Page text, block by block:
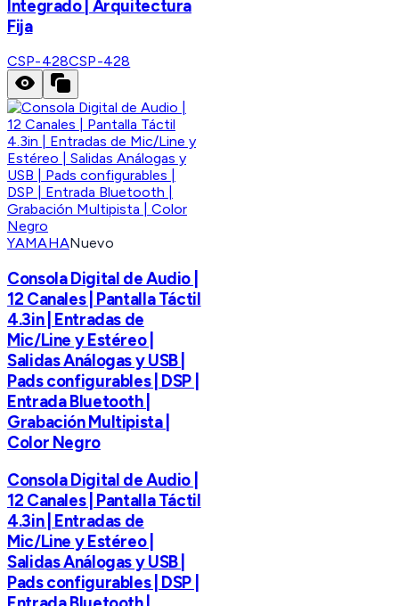
Integrado | Arquitectura
Fija
CSP-428CSP-428
YAMAHANuevo
Consola Digital de Audio |
12 Canales | Pantalla Táctil
4.3in | Entradas de
Mic/Line y Estéreo |
Salidas Análogas y USB |
Pads configurables | DSP |
Entrada Bluetooth |
Grabación Multipista |
Color Negro
Consola Digital de Audio |
12 Canales | Pantalla Táctil
4.3in | Entradas de
Mic/Line y Estéreo |
Salidas Análogas y USB |
Pads configurables | DSP |